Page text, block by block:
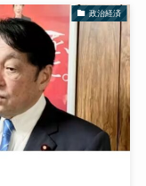
政治経済